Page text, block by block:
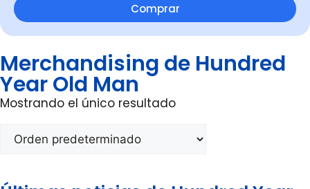
Comprar
Merchandising de Hundred
Year Old Man
Mostrando el único resultado